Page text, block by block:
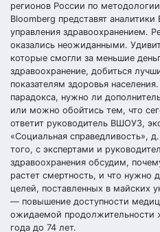
регионов России по методологии
Bloomberg представят
управления здравоохранением.
оказались неожиданными.
которые смогли за меньшие
здравоохранение, добиться
показателям здоровья
парадокса, нужно ли
или можно обойтись тем, что
ответит руководитель ВШОУЗ,
«Социальная справедливость»,
того, с экспертами и
здравоохранения обсудим,
растет смертность, и что нужно
целей, поставленных в майских
— повышение доступности
ожидаемой продолжительности
года до 74 лет.